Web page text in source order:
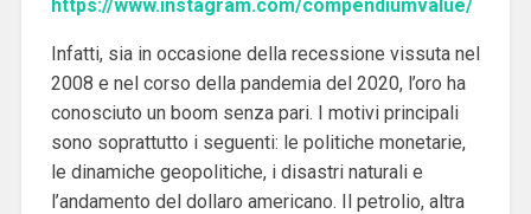
https://www.instagram.com/compendiumvalue/
Infatti, sia in occasione della recessione vissuta nel
2008 e nel corso della pandemia del 2020, l’oro ha
conosciuto un boom senza pari. I motivi principali
sono soprattutto i seguenti: le politiche monetarie,
le dinamiche geopolitiche, i disastri naturali e
l’andamento del dollaro americano. Il petrolio, altra